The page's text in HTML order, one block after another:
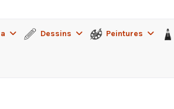
Dessins Peintures